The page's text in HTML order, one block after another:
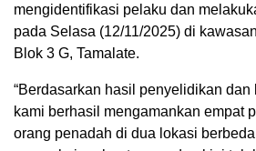
mengidentifikasi pelaku dan
pada Selasa (12/11/2025) di
Blok 3 G, Tamalate.
“Berdasarkan hasil penyelidikan dan
kami berhasil mengamankan empat
orang penadah di dua lokasi